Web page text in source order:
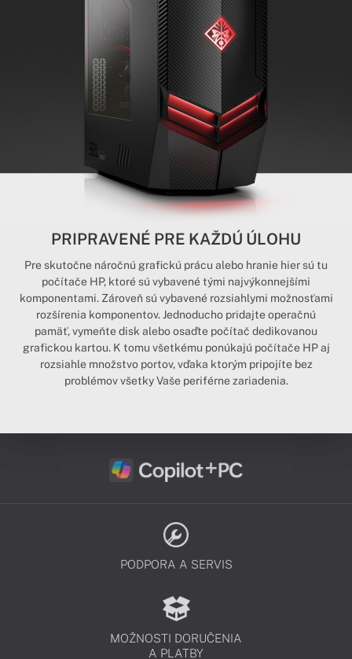
PRIPRAVENÉ PRE KAŽDÚ ÚLOHU
Pre skutočne náročnú grafickú prácu alebo hranie hier sú tu
počítače HP, ktoré sú vybavené tými najvýkonnejšími
komponentami. Zároveň sú vybavené rozsiahlymi možnosťami
rozšírenia komponentov. Jednoducho pridajte operačnú
pamäť, vymeňte disk alebo osaďte počítač dedikovanou
grafickou kartou. K tomu všetkému ponúkajú počítače HP aj
rozsiahle množstvo portov, vďaka ktorým pripojíte bez
problémov všetky Vaše periférne zariadenia.
PODPORA A SERVIS
MOŽNOSTI DORUČENIA
A PLATBY